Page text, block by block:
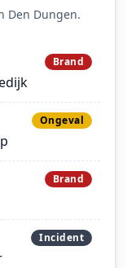
Den Dungen.
Brand
Ongeval
Brand
Incident